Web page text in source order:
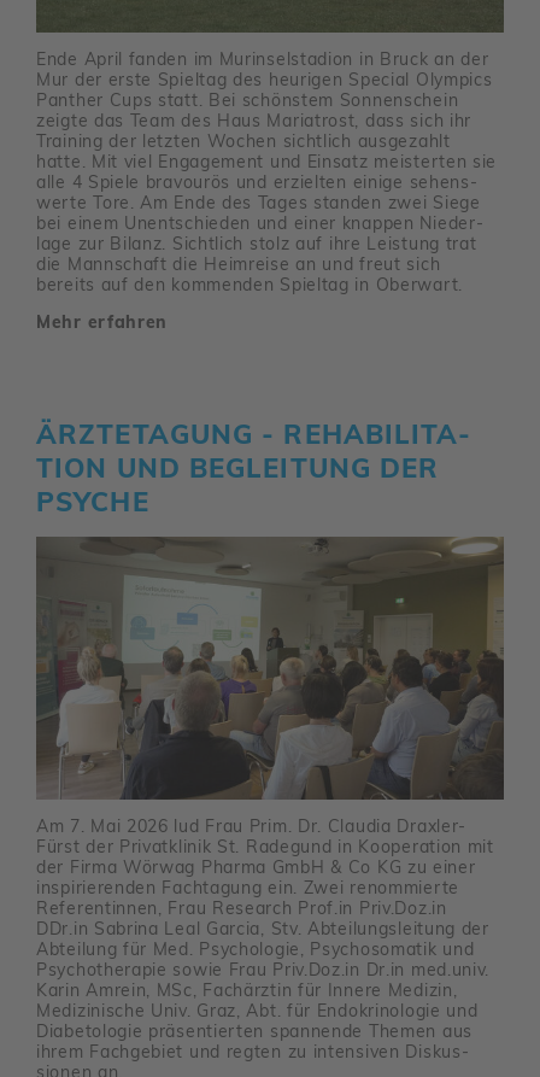
Ende April fanden im Murin­sel­sta­dion in Bruck an der
Mur der erste Spieltag des heurigen Special Olym­pics
Panther Cups statt. Bei schönstem Sonnen­schein
zeigte das Team des Haus Maria­trost, dass sich ihr
Trai­ning der letzten Wochen sicht­lich ausge­zahlt
hatte. Mit viel Enga­ge­ment und Einsatz meis­terten sie
alle 4 Spiele bravourös und erzielten einige sehens­
werte Tore. Am Ende des Tages standen zwei Siege
bei einem Unent­schieden und einer knappen Nieder­
lage zur Bilanz. Sicht­lich stolz auf ihre Leis­tung trat
die Mann­schaft die Heim­reise an und freut sich
bereits auf den kommenden Spieltag in Ober­wart.
Mehr erfahren
ÄRZTE­TA­GUNG - REHA­BI­LI­TA­
TION UND BEGLEI­TUNG DER
PSYCHE
Am 7. Mai 2026 lud Frau Prim. Dr. Claudia Draxler-
Fürst der Privat­klinik St. Rade­gund in Koope­ra­tion mit
der Firma Wörwag Pharma GmbH & Co KG zu einer
inspi­rie­renden Fach­ta­gung ein. Zwei renom­mierte
Refe­ren­tinnen, Frau Rese­arch Prof.in Priv.Doz.in
DDr.in Sabrina Leal Garcia, Stv. Abtei­lungs­lei­tung der
Abtei­lung für Med. Psycho­logie, Psycho­so­matik und
Psycho­the­rapie sowie Frau Priv.Doz.in Dr.in med.univ.
Karin Amrein, MSc, Fach­ärztin für Innere Medizin,
Medi­zi­ni­sche Univ. Graz, Abt. für Endo­kri­no­logie und
Diabe­to­logie präsen­tierten span­nende Themen aus
ihrem Fach­ge­biet und regten zu inten­siven Diskus­
sionen an.